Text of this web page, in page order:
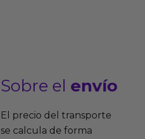
Sobre el envío
El precio del transporte
se calcula de forma